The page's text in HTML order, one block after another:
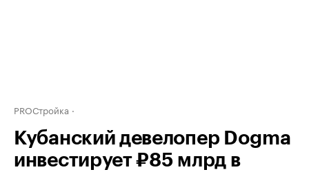
PROСтройка
Кубанский девелопер Dogma
инвестирует ₽85 млрд в